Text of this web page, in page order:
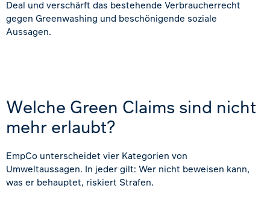
Deal und verschärft das bestehende Verbraucherrecht
gegen Greenwashing und beschönigende soziale
Aussagen.
Welche Green Claims sind nicht
mehr erlaubt?
EmpCo unterscheidet vier Kategorien von
Umweltaussagen. In jeder gilt: Wer nicht beweisen kann,
was er behauptet, riskiert Strafen.